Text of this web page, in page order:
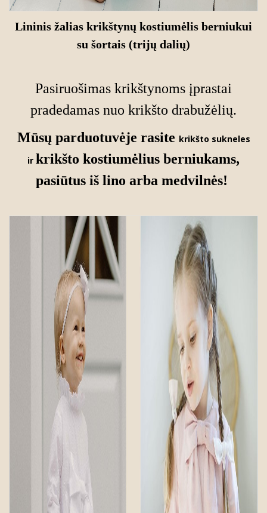
Lininis žalias krikštynų kostiumėlis berniukui
su šortais (trijų dalių)
Pasiruošimas krikštynoms įprastai
pradedamas nuo krikšto drabužėlių.
Mūsų parduotuvėje rasite krikšto sukneles
ir krikšto kostiumėlius berniukams,
pasiūtus iš lino arba medvilnės!